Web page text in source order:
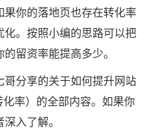
你的落地页也存在转化率
。按照小编的思路可以把
留资率能提高多少。
分享的关于如何提升网站
率）的全部内容。如果你
入了解。